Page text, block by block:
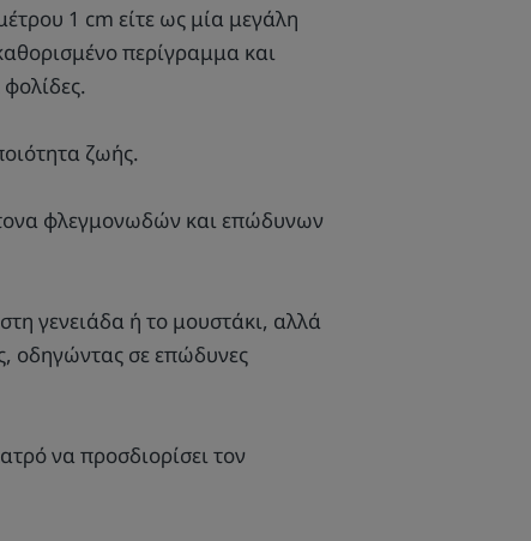
1 cm είτε ως μία μεγάλη
περίγραμμα και
ζωής.
φλεγμονωδών και επώδυνων
γενειάδα ή το μουστάκι, αλλά
οδηγώντας σε επώδυνες
να προσδιορίσει τον